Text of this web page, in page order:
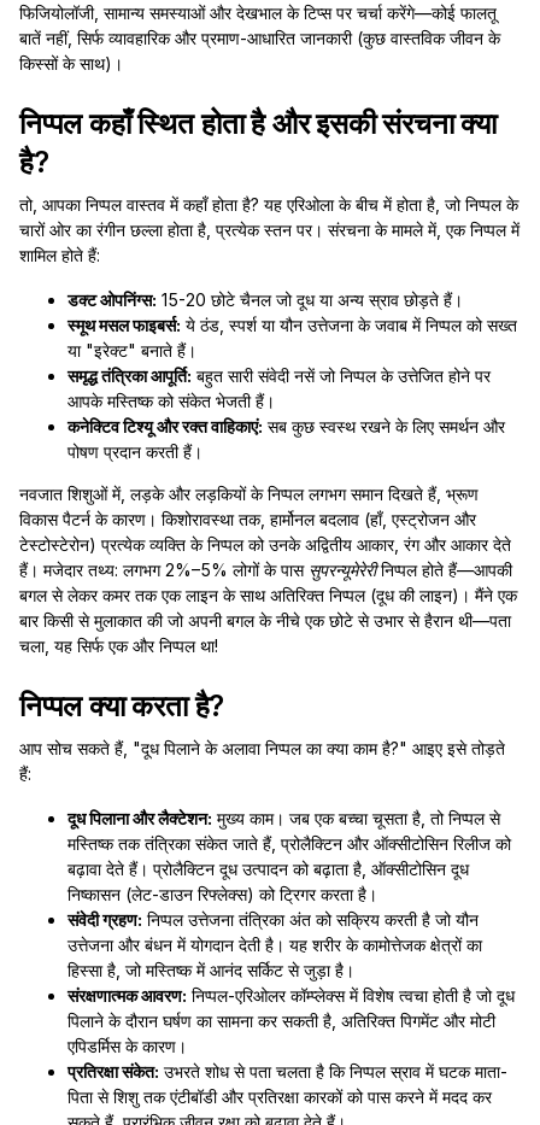
फिजियोलॉजी, सामान्य समस्याओं और देखभाल के टिप्स पर चर्चा करेंगे—कोई फालतू
बातें नहीं, सिर्फ व्यावहारिक और प्रमाण-आधारित जानकारी (कुछ वास्तविक जीवन के
किस्सों के साथ)।
निप्पल कहाँ स्थित होता है और इसकी संरचना क्या
है?
तो, आपका निप्पल वास्तव में कहाँ होता है? यह एरिओला के बीच में होता है, जो निप्पल के
चारों ओर का रंगीन छल्ला होता है, प्रत्येक स्तन पर। संरचना के मामले में, एक निप्पल में
शामिल होते हैं:
डक्ट ओपनिंग्स: 15-20 छोटे चैनल जो दूध या अन्य स्राव छोड़ते हैं।
स्मूथ मसल फाइबर्स: ये ठंड, स्पर्श या यौन उत्तेजना के जवाब में निप्पल को सख्त
या "इरेक्ट" बनाते हैं।
समृद्ध तंत्रिका आपूर्ति: बहुत सारी संवेदी नसें जो निप्पल के उत्तेजित होने पर
आपके मस्तिष्क को संकेत भेजती हैं।
कनेक्टिव टिश्यू और रक्त वाहिकाएं: सब कुछ स्वस्थ रखने के लिए समर्थन और
पोषण प्रदान करती हैं।
नवजात शिशुओं में, लड़के और लड़कियों के निप्पल लगभग समान दिखते हैं, भ्रूण
विकास पैटर्न के कारण। किशोरावस्था तक, हार्मोनल बदलाव (हाँ, एस्ट्रोजन और
टेस्टोस्टेरोन) प्रत्येक व्यक्ति के निप्पल को उनके अद्वितीय आकार, रंग और आकार देते
हैं। मजेदार तथ्य: लगभग 2%–5% लोगों के पास सुपरन्यूमेरेरीनिप्पल होते हैं—आपकी
बगल से लेकर कमर तक एक लाइन के साथ अतिरिक्त निप्पल (दूध की लाइन)। मैंने एक
बार किसी से मुलाकात की जो अपनी बगल के नीचे एक छोटे से उभार से हैरान थी—पता
चला, यह सिर्फ एक और निप्पल था!
निप्पल क्या करता है?
आप सोच सकते हैं, "दूध पिलाने के अलावा निप्पल का क्या काम है?" आइए इसे तोड़ते
हैं:
दूध पिलाना और लैक्टेशन: मुख्य काम। जब एक बच्चा चूसता है, तो निप्पल से
मस्तिष्क तक तंत्रिका संकेत जाते हैं, प्रोलैक्टिन और ऑक्सीटोसिन रिलीज को
बढ़ावा देते हैं। प्रोलैक्टिन दूध उत्पादन को बढ़ाता है, ऑक्सीटोसिन दूध
निष्कासन (लेट-डाउन रिफ्लेक्स) को ट्रिगर करता है।
संवेदी ग्रहण: निप्पल उत्तेजना तंत्रिका अंत को सक्रिय करती है जो यौन
उत्तेजना और बंधन में योगदान देती है। यह शरीर के कामोत्तेजक क्षेत्रों का
हिस्सा है, जो मस्तिष्क में आनंद सर्किट से जुड़ा है।
संरक्षणात्मक आवरण: निप्पल-एरिओलर कॉम्प्लेक्स में विशेष त्वचा होती है जो दूध
पिलाने के दौरान घर्षण का सामना कर सकती है, अतिरिक्त पिगमेंट और मोटी
एपिडर्मिस के कारण।
प्रतिरक्षा संकेत: उभरते शोध से पता चलता है कि निप्पल स्राव में घटक माता-
पिता से शिशु तक एंटीबॉडी और प्रतिरक्षा कारकों को पास करने में मदद कर